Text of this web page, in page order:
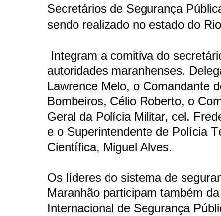
Secretários de Segurança
sendo realizado no estado do
Integram a comitiva do
autoridades maranhenses,
Lawrence Melo, o Comandante
Bombeiros, Célio Roberto, o
Geral da Polícia Militar, cel.
e o Superintendente de Polícia
Científica, Miguel Alves.
Os líderes do sistema de
Maranhão participam também
Internacional de Segurança